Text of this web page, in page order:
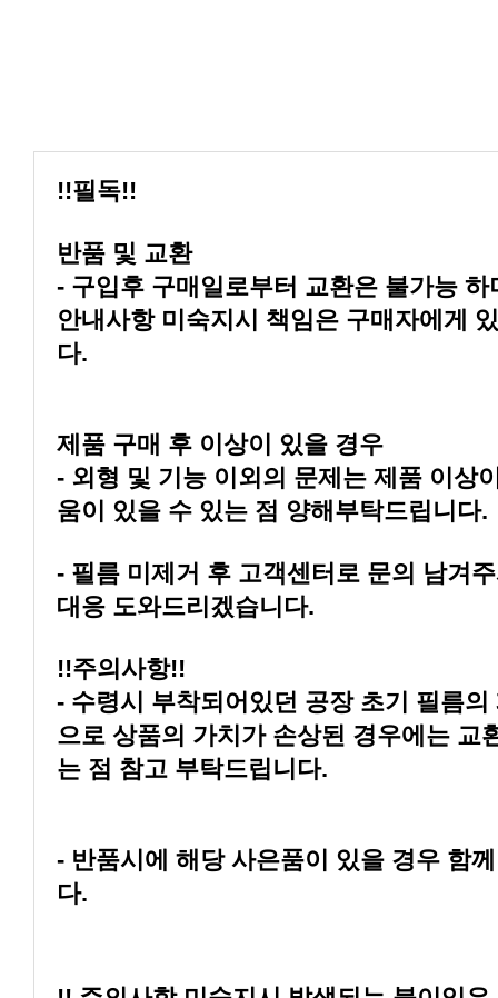
!!필독!!
반품 및 교환
다.
제품 구매 후 이상이 있을 경우
움이 있을 수 있는 점 양해부탁드립니다.
대응 도와드리겠습니다.
!!주의사항!!
는 점 참고 부탁드립니다.
다.